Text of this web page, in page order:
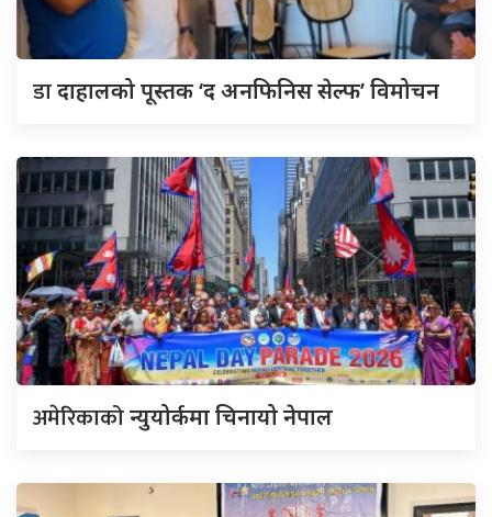
डादाहालको पूस्तक ‘द अनफिनिस सेल्फ’ विमोचन
अमेरिकाकोन्युयोर्कमा चिनायो नेपाल